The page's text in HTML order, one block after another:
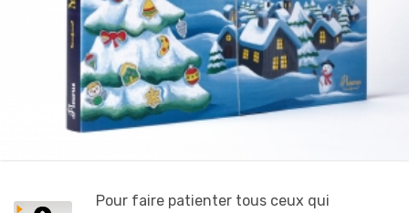
Pour faire patienter tous ceux qui